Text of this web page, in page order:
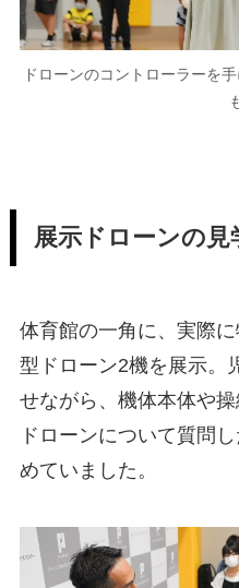
ドローンのコントローラーを
展示ドローンの見
体育館の一角に、実際
型ドローン2機を展示。
せながら、機体本体や
ドローンについて質問
めていました。